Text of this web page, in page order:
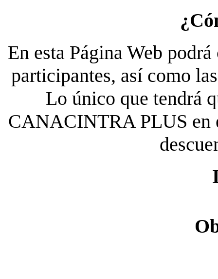
En esta Página Web
participantes, así como
Lo único que tendrá
CANACINTRA PLUS en